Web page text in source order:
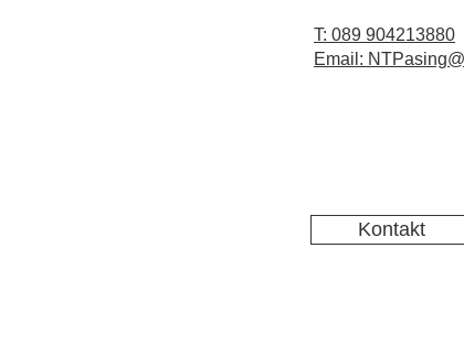
T: 089 904213880
Email:
Kontakt